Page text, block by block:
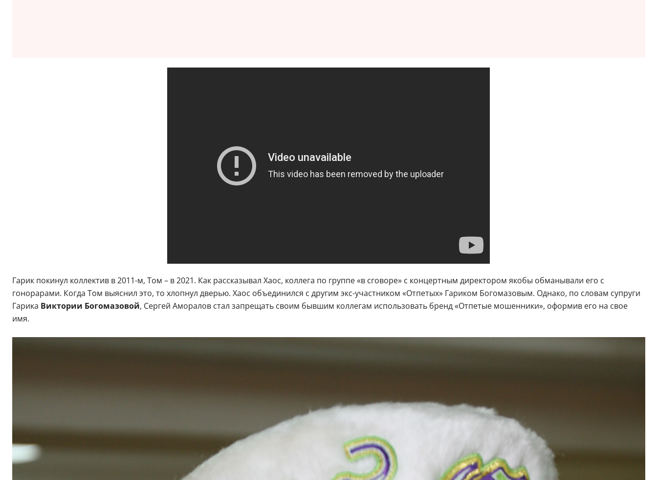
Гарик покинул коллектив в 2011-м, Том – в 2021. Как рассказывал Хаос, коллега по группе «в сговоре» с концертным директором якобы обманывали его с
гонорарами. Когда Том выяснил это, то хлопнул дверью. Хаос объединился с другим экс-участником «Отпетых» Гариком Богомазовым. Однако, по словам супруги
Гарика Виктории Богомазовой, Сергей Аморалов стал запрещать своим бывшим коллегам использовать бренд «Отпетые мошенники», оформив его на свое
имя.